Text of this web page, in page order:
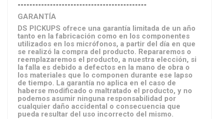
--------------------------------------------
GARANTÍA
DS PICKUPS ofrece una garantía limitada de un año
tanto en la fabricación como en los componentes
utilizados en los micrófonos, a partir del día en que
se realizó la compra del producto. Repararemos o
reemplazaremos el producto, a nuestra elección, si
la falla es debido a defectos en la mano de obra o
los materiales que lo componen durante ese lapso
de tiempo. La garantía no aplica en el caso de
haberse modificado o maltratado el producto, y no
podemos asumir ninguna responsabilidad por
cualquier daño accidental o consecuencia que
pueda resultar del uso incorrecto del mismo.